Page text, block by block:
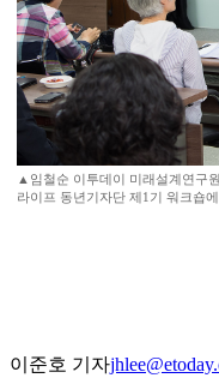
▲임철순 이투데이 미래설계연구
라이프 동년기자단 제1기 워크숍
이준호 기자